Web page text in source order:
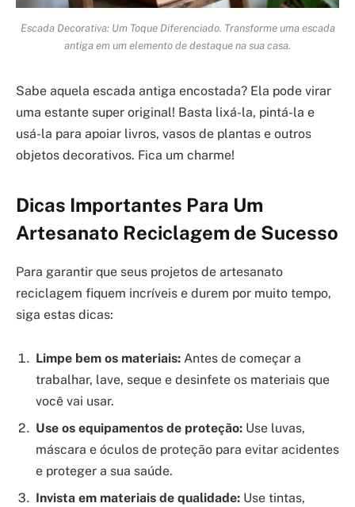
Escada Decorativa: Um Toque Diferenciado. Transforme uma escada
antiga em um elemento de destaque na sua casa.
Sabe aquela escada antiga encostada? Ela pode virar
uma estante super original! Basta lixá-la, pintá-la e
usá-la para apoiar livros, vasos de plantas e outros
objetos decorativos. Fica um charme!
Dicas Importantes Para Um
Artesanato Reciclagem de Sucesso
Para garantir que seus projetos de artesanato
reciclagem fiquem incríveis e durem por muito tempo,
siga estas dicas:
Limpe bem os materiais: Antes de começar a
trabalhar, lave, seque e desinfete os materiais que
você vai usar.
Use os equipamentos de proteção: Use luvas,
máscara e óculos de proteção para evitar acidentes
e proteger a sua saúde.
Invista em materiais de qualidade: Use tintas,